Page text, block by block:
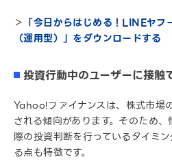
＞ 「今日からはじめる！LINEヤ
（運用型）」をダウンロードする
投資行動中のユーザーに接触
Yahoo!ファイナンスは、株式市場
される傾向があります。そのため
際の投資判断を行っているタイミ
る点も特徴です。